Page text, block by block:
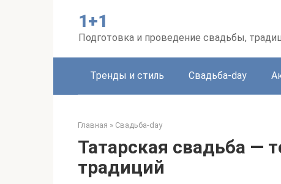
1+1
Подготовка и проведение свадьбы,
Тренды и стиль Свадьба-day
Главная » Свадьба-day
Татарская свадьба —
традиций